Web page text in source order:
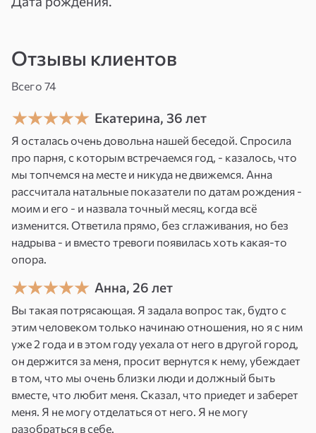
материальных целях и привлечь богатство.
Возможные сферы
применения:
Привлечение денег. Увеличить ваш доход и
привлечь финансовые возможности.
Улучшение финансового состояния
Стабилизировать и улучшить ваше
финансовое положение.
Фокусировка на материальных целях.
Сосредоточиться на достижении конкретных
денежных целей и желаемых материальных
объектов.
Усиление уверенности в финансовых делах
Повысить вашу уверенность в своих
финансовых возможностях и способностях.
Что вы получите?
Привлечение финансовых возможностей
Привлечение новых источников дохода и
Отзывы клиентов
Всего 74
Екатерина, 36 лет
Я осталась очень довольна нашей беседой. Спросила
про парня, с которым встречаемся год, - казалось, что
мы топчемся на месте и никуда не движемся. Анна
рассчитала натальные показатели по датам рождения -
моим и его - и назвала точный месяц, когда всё
изменится. Ответила прямо, без сглаживания, но без
надрыва - и вместо тревоги появилась хоть какая-то
опора.
Анна, 26 лет
Вы такая потрясающая. Я задала вопрос так, будто с
этим человеком только начинаю отношения, но я с ним
уже 2 года и в этом году уехала от него в другой город,
он держится за меня, просит вернутся к нему, убеждает
в том, что мы очень близки люди и должный быть
вместе, что любит меня. Сказал, что приедет и заберет
меня. Я не могу отделаться от него. Я не могу
разобраться в себе.